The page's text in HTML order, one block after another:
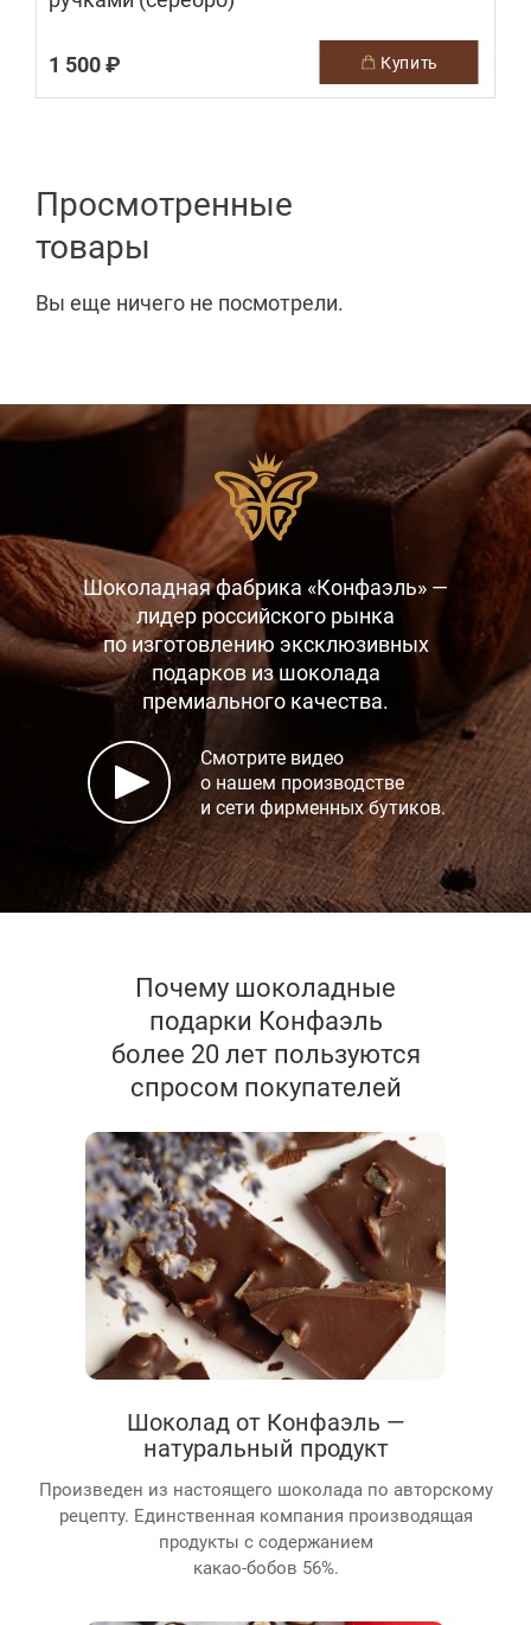
1 500 ₽ купить
Просмотренные
товары
Вы еще ничего не посмотрели.
Шоколадная фабрика «Конфаэль» —
лидер российского рынка
по изготовлению эксклюзивных
подарков из шоколада
премиального качества.
Смотрите видео
о нашем производстве
и сети фирменных бутиков.
Почему шоколадные
подарки Конфаэль
более 20 лет пользуются
спросом покупателей
Шоколад от Конфаэль —
натуральный продукт
Произведен из настоящего шоколада по авторскому
рецепту. Единственная компания производящая
продукты с содержанием
какао-бобов 56%.